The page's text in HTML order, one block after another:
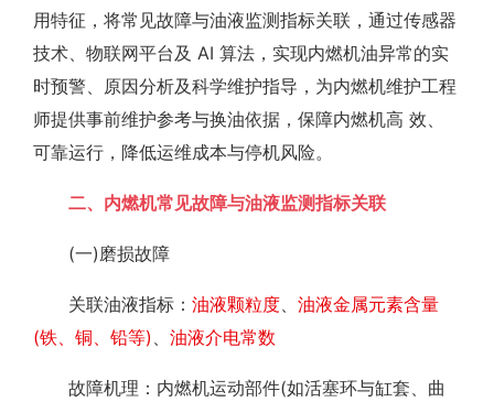
用特征，将常见故障与油液监测指标关联，通过传感器
技术、物联网平台及 AI 算法，实现内燃机油异常的实
时预警、原因分析及科学维护指导，为内燃机维护工程
师提供事前维护参考与换油依据，保障内燃机高 效、
可靠运行，降低运维成本与停机风险。
二、内燃机常见故障与油液监测指标关联
(一)磨损故障
关联油液指标： 油液颗粒度、 油液金属元素含量
(铁、铜、铅等) 、 油液介电常数
故障机理：内燃机运动部件(如活塞环与缸套、曲